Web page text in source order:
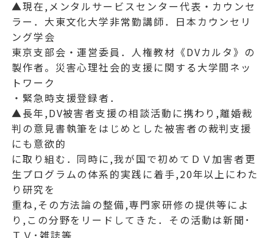
▲現在,メンタルサービスセンター代表・カウンセ
ラー．大東文化大学非常勤講師．日本カウンセリ
ング学会
東京支部会・運営委員．人権教材《DVカルタ》の
製作者。災害心理社会的支援に関する大学間ネッ
トワーク
・緊急時支援登録者．
▲長年,DV被害者支援の相談活動に携わり,離婚裁
判の意見書執筆をはじめとした被害者の裁判支援
にも意欲的
に取り組む．同時に,我が国で初めてＤＶ加害者更
生プログラムの体系的実践に着手,20年以上にわた
り研究を
重ね,その方法論の整備,専門家研修の提供等によ
り,この分野をリードしてきた．その活動は新聞･
ＴＶ･雑誌等